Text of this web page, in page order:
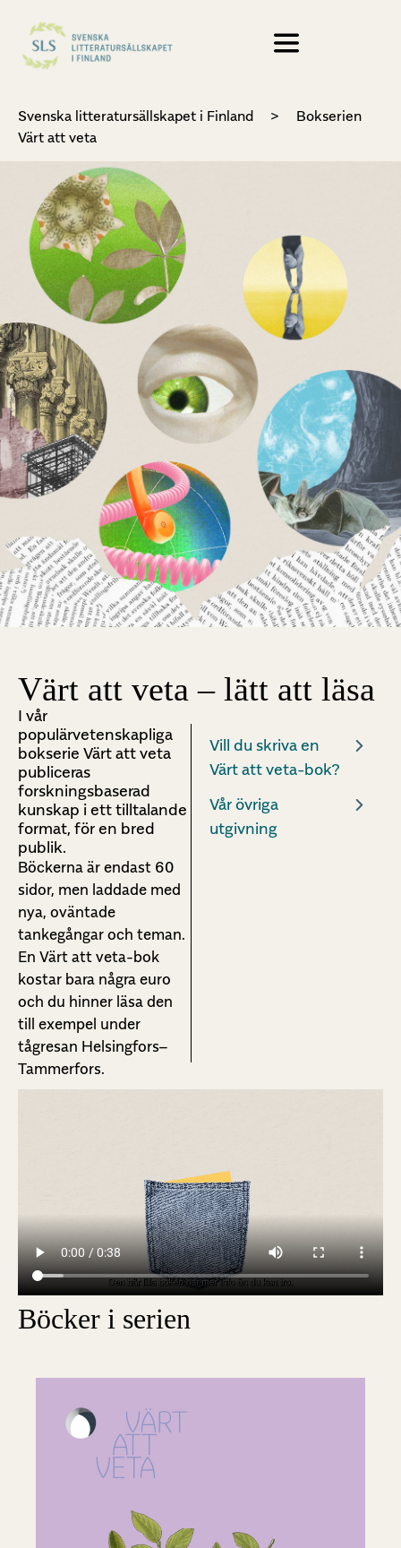
Svenska litteratursällskapet i Finland >
Bokserien
Värt att veta
Värt att veta – lätt att läsa
I vår
populärvetenskapliga
bokserie Värt att veta
publiceras
forskningsbaserad
kunskap i ett tilltalande
format, för en bred
publik.
Böckerna är endast 60
sidor, men laddade med
nya, oväntade
tankegångar och teman.
En Värt att veta-bok
kostar bara några euro
och du hinner läsa den
till exempel under
tågresan Helsingfors–
Tammerfors.
Vill du skriva en
Värt att veta-bok?
Vår övriga
utgivning
Böcker i serien